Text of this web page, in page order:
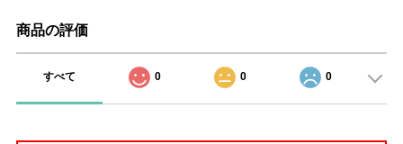
商品の評価
すべて 0 0 0